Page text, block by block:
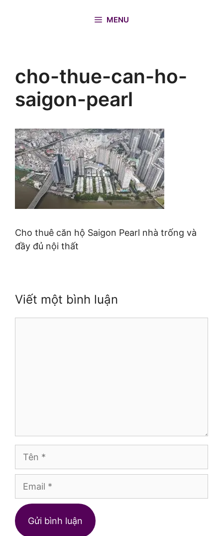
MENU
cho-thue-can-ho-
saigon-pearl
Cho thuê căn hộ Saigon Pearl nhà trống và
đầy đủ nội thất
Viết một bình luận
Trang
web